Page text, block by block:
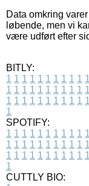
Data omkring
løbende, men vi
være udført efter
BITLY:
1 1 1 1 1 1 1 1 1 1 1
1 1 1 1 1 1 1 1 1 1 1
1 1 1 1 1 1 1 1 1 1 1
1
SPOTIFY:
1 1 1 1 1 1 1 1 1 1 1
1 1 1 1 1 1 1 1 1 1 1
1 1 1 1 1 1 1 1 1 1 1
1
CUTTLY BIO: